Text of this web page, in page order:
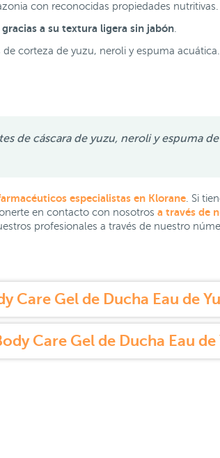
con reconocidas propiedades nutritivas.
a su textura ligera sin jabón
corteza de yuzu, neroli y espuma acuática.
de cáscara de yuzu, neroli y espuma
especialistas en Klorane . Si
en contacto con nosotros a través de
profesionales a través de nuestro
Care Gel de Ducha Eau de
Care Gel de Ducha Eau